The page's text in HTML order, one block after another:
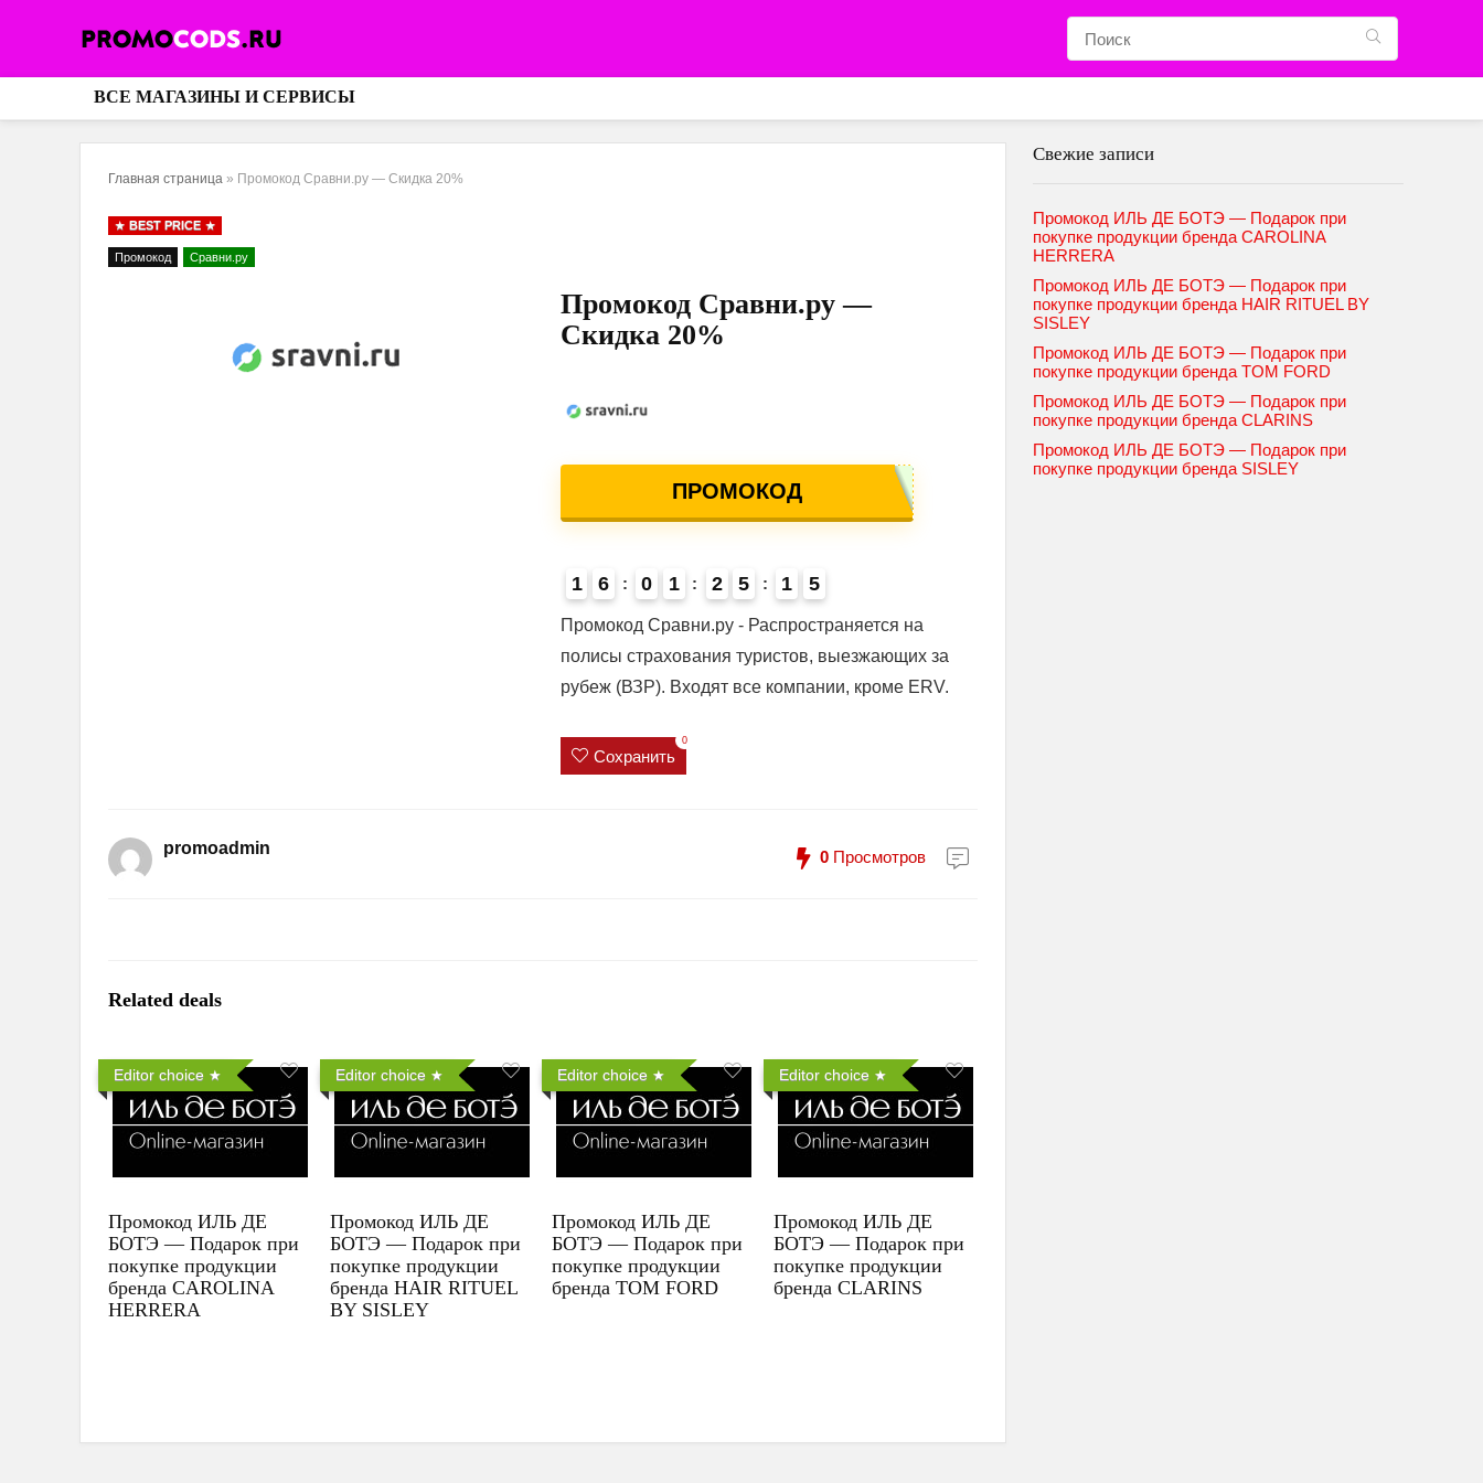
ВСЕ МАГАЗИНЫ И СЕРВИСЫ
Главная страница » Промокод Сравни.ру — Скидка 20%
BEST PRICE
Промокод Сравни.ру
Промокод Сравни.ру —
Скидка 20%
ПРОМОКОД
1
4
6 0 1 2 5 1
4
5
Промокод Сравни.ру - Распространяется на
полисы страхования туристов, выезжающих за
рубеж (ВЗР). Входят все компании, кроме ERV.
Сохранить
0
promoadmin 0 Просмотров
Related deals
Editor choice
Промокод ИЛЬ ДЕ
БОТЭ — Подарок при
покупке продукции
бренда CAROLINA
HERRERA
Editor choice
Промокод ИЛЬ ДЕ
БОТЭ — Подарок при
покупке продукции
бренда HAIR RITUEL
BY SISLEY
Editor choice
Промокод ИЛЬ ДЕ
БОТЭ — Подарок при
покупке продукции
бренда TOM FORD
Editor choice
Промокод ИЛЬ ДЕ
БОТЭ — Подарок при
покупке продукции
бренда CLARINS
Свежие записи
Промокод ИЛЬ ДЕ БОТЭ — Подарок при
покупке продукции бренда CAROLINA
HERRERA
Промокод ИЛЬ ДЕ БОТЭ — Подарок при
покупке продукции бренда HAIR RITUEL BY
SISLEY
Промокод ИЛЬ ДЕ БОТЭ — Подарок при
покупке продукции бренда TOM FORD
Промокод ИЛЬ ДЕ БОТЭ — Подарок при
покупке продукции бренда CLARINS
Промокод ИЛЬ ДЕ БОТЭ — Подарок при
покупке продукции бренда SISLEY